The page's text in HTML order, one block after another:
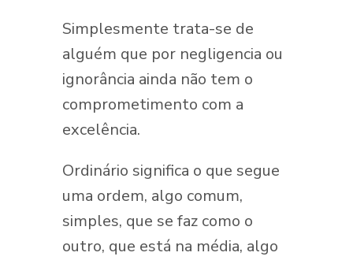
Simplesmente trata-se de
alguém que por negligencia ou
ignorância ainda não tem o
comprometimento com a
excelência.
Ordinário significa o que segue
uma ordem, algo comum,
simples, que se faz como o
outro, que está na média, algo